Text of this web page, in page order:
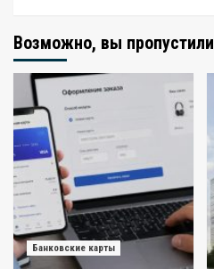
Возможно, вы пропустили
Банковские карты